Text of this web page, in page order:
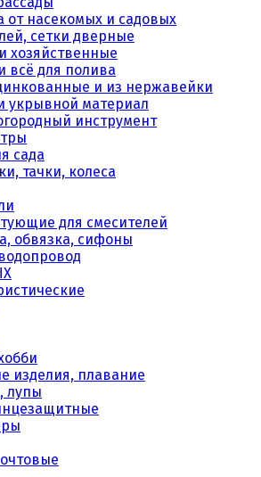
от насекомых и садовых
сетки дверные
хозяйственные
всё для полива
и из нержавейки
укрывной материал
инструмент
сада
тачки, колеса
для смесителей
обвязка, сифоны
изделия, плавание
лупы